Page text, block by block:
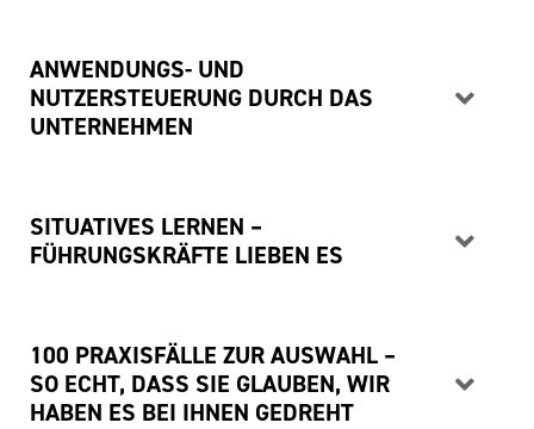
ANWENDUNGS- UND
NUTZERSTEUERUNG DURCH DAS
UNTERNEHMEN
SITUATIVES LERNEN –
FÜHRUNGSKRÄFTE LIEBEN ES
100 PRAXISFÄLLE ZUR AUSWAHL –
SO ECHT, DASS SIE GLAUBEN, WIR
HABEN ES BEI IHNEN GEDREHT